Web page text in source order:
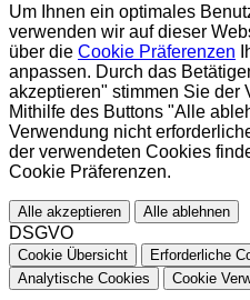
Um Ihnen ein optimales
verwenden wir auf dieser
über die Cookie Präferenzen
anpassen. Durch das
akzeptieren" stimmen Sie der
Mithilfe des Buttons "Alle
Verwendung nicht
der verwendeten Cookies
Cookie Präferenzen.
Alle akzeptieren Alle ablehnen
DSGVO
Cookie Übersicht Erforderliche
Analytische Cookies
Cookie